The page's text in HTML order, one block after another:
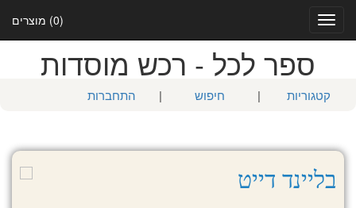
(0) מוצרים
Toggle
navigation
ספר לכל - רכש מוסדות
קטגוריות | חיפוש | התחברות
בליינד דייט